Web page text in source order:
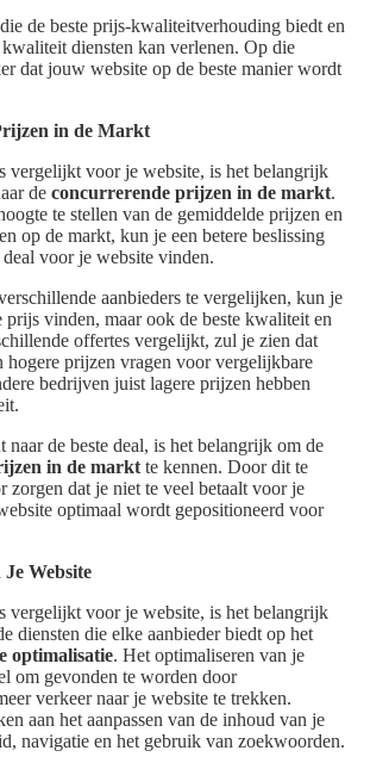
de beste prijs-kwaliteitverhouding biedt en
diensten kan verlenen. Op die
dat jouw website op de beste manier wordt
in de Markt
vergelijkt voor je website, is het belangrijk
de concurrerende prijzen in de markt.
te stellen van de gemiddelde prijzen en
op de markt, kun je een betere beslissing
deal voor je website vinden.
aanbieders te vergelijken, kun je
prijs vinden, maar ook de beste kwaliteit en
offertes vergelijkt, zul je zien dat
hogere prijzen vragen voor vergelijkbare
bedrijven juist lagere prijzen hebben
naar de beste deal, is het belangrijk om de
in de markt te kennen. Door dit te
zorgen dat je niet te veel betaalt voor je
optimaal wordt gepositioneerd voor
Website
vergelijkt voor je website, is het belangrijk
diensten die elke aanbieder biedt op het
optimalisatie. Het optimaliseren van je
om gevonden te worden door
verkeer naar je website te trekken.
aan het aanpassen van de inhoud van je
navigatie en het gebruik van zoekwoorden.